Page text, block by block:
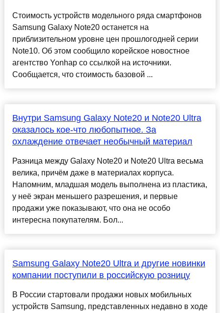
Стоимость устройств модельного ряда смартфонов
Samsung Galaxy Note20 останется на
приблизительном уровне цен прошлогодней серии
Note10. Об этом сообщило корейское новостное
агентство Yonhap со ссылкой на источники.
Сообщается, что стоимость базовой ...
Внутри Samsung Galaxy Note20 и Note20 Ultra
оказалось кое-что любопытное. За
охлаждение отвечает необычный материал
Разница между Galaxy Note20 и Note20 Ultra весьма
велика, причём даже в материалах корпуса.
Напомним, младшая модель выполнена из пластика,
у неё экран меньшего разрешения, и первые
продажи уже показывают, что она не особо
интересна покупателям. Бол...
Samsung Galaxy Note20 Ultra и другие новинки
компании поступили в российскую розницу
В России стартовали продажи новых мобильных
устройств Samsung, представленных недавно в ходе